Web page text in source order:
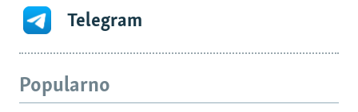
Telegram
Popularno